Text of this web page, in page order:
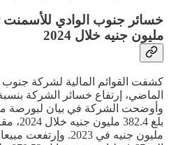
مليون جنيه خلال 2024
كشفت القوائم المالية لشركة جنوب
وأوضحت الشركة في بيان لبورصة
مليون جنيه في 2023.